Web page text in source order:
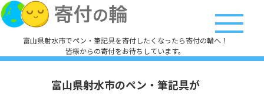
富山県射水市でペン・筆記具を寄付したくなったら寄付の輪へ！
皆様からの寄付をお待ちしています。
富山県射水市のペン・筆記具が